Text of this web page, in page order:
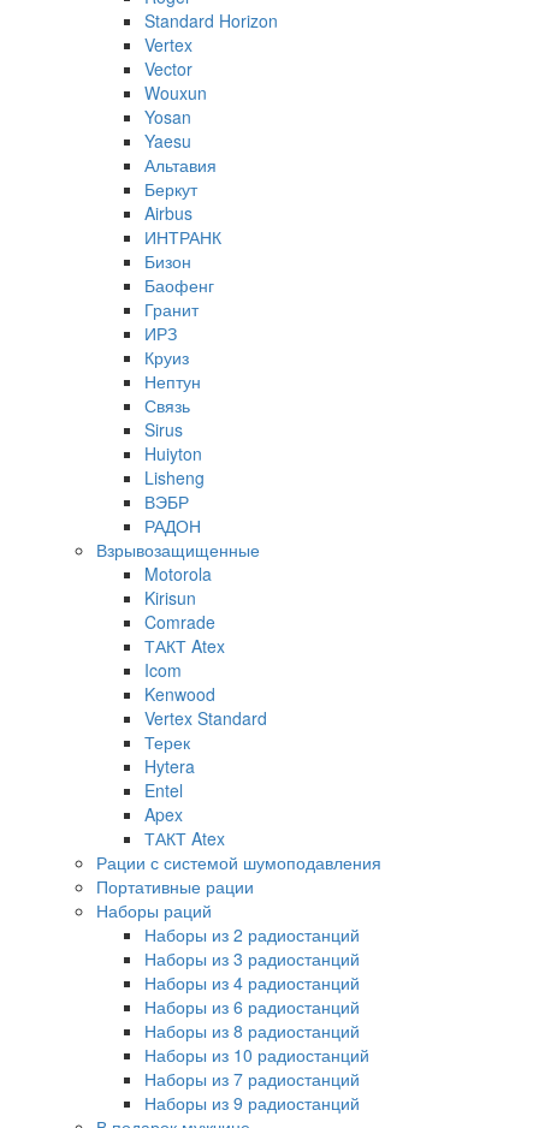
Standard Horizon
Vertex
Vector
Wouxun
Yosan
Yaesu
Альтавия
Беркут
Airbus
ИНТРАНК
Бизон
Баофенг
Гранит
ИРЗ
Круиз
Нептун
Связь
Sirus
Huiyton
Lisheng
ВЭБР
РАДОН
Взрывозащищенные
Motorola
Kirisun
Comrade
ТАКТ Atex
Icom
Kenwood
Vertex Standard
Терек
Hytera
Entel
Apex
ТАКТ Atex
Рации с системой шумоподавления
Портативные рации
Наборы раций
Наборы из 2 радиостанций
Наборы из 3 радиостанций
Наборы из 4 радиостанций
Наборы из 6 радиостанций
Наборы из 8 радиостанций
Наборы из 10 радиостанций
Наборы из 7 радиостанций
Наборы из 9 радиостанций